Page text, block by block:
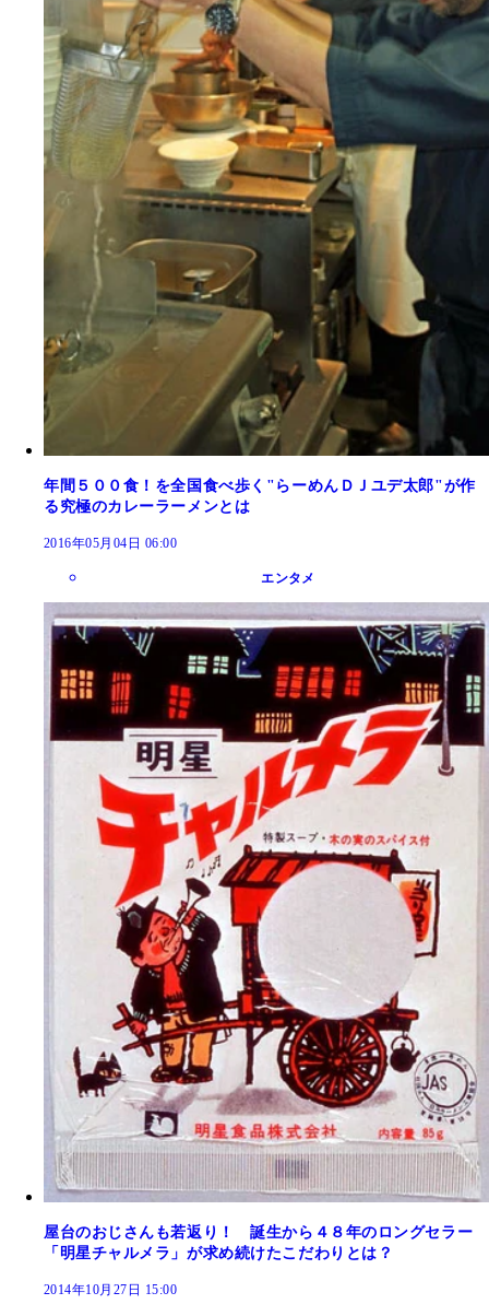
年間５００食！を全国食べ歩く"らーめんＤＪユデ太郎"が作
る究極のカレーラーメンとは
2016年05月04日 06:00
エンタメ
屋台のおじさんも若返り！ 誕生から４８年のロングセラー
「明星チャルメラ」が求め続けたこだわりとは？
2014年10月27日 15:00